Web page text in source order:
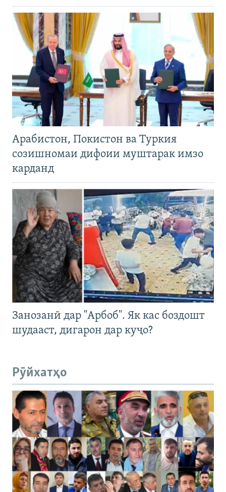
Арабистон, Покистон ва Туркия
созишномаи дифоии муштарак имзо
карданд
Занозанӣ дар "Арбоб". Як кас боздошт
шудааст, дигарон дар куҷо?
Рӯйхатҳо